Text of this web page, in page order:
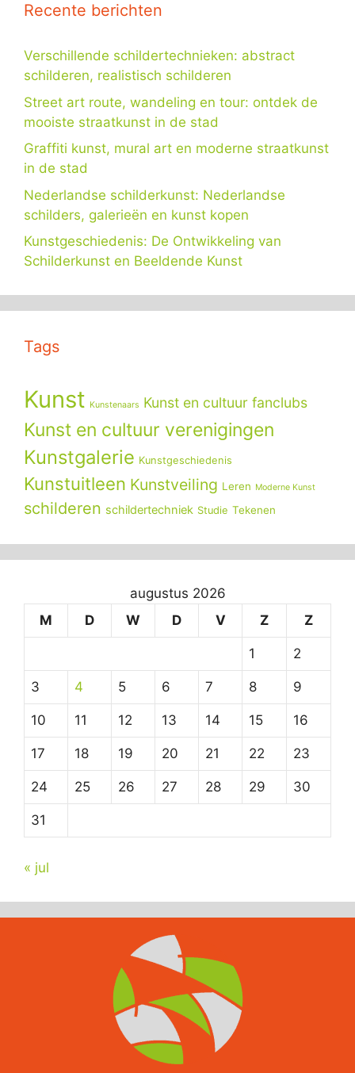
Recente berichten
Verschillende schildertechnieken: abstract
schilderen, realistisch schilderen
Street art route, wandeling en tour: ontdek de
mooiste straatkunst in de stad
Graffiti kunst, mural art en moderne straatkunst
in de stad
Nederlandse schilderkunst: Nederlandse
schilders, galerieën en kunst kopen
Kunstgeschiedenis: De Ontwikkeling van
Schilderkunst en Beeldende Kunst
Tags
Kunst Kunstenaars Kunst en cultuur fanclubs
Kunst en cultuur verenigingen
Kunstgalerie Kunstgeschiedenis
Kunstuitleen Kunstveiling Leren Moderne Kunst
schilderen schildertechniek Studie Tekenen
augustus 2026
M
D W D V Z Z
1 2
3 4 5 6 7 8 9
10 11 12 13 14 15 16
17 18 19 20 21 22 23
24 25 26 27 28 29 30
31
« jul